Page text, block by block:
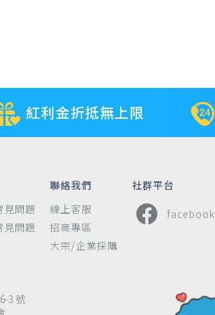
紅利金折抵無上限
見問題
見問題
聯絡我們
線上客服
招商專區
大宗/企業採購
社群平台
facebook
3 號